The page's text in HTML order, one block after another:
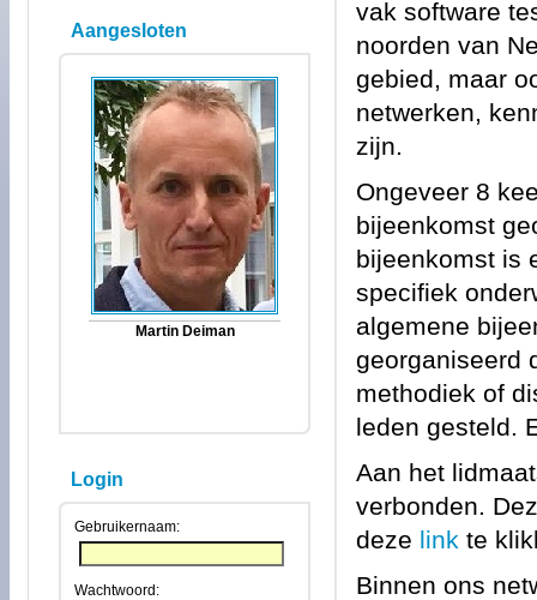
Aangesloten
Martin Deiman
Login
Gebruikernaam:
Wachtwoord:
vak software
noorden van
gebied, maar
netwerken,
zijn.
Ongeveer 8
bijeenkomst
bijeenkomst is
specifiek
algemene
georganiseerd
methodiek of
leden gesteld.
Aan het
verbonden.
deze link te
Binnen ons